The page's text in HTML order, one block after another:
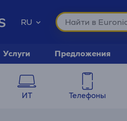
RU
Услуги Предложения
ИТ Телефоны